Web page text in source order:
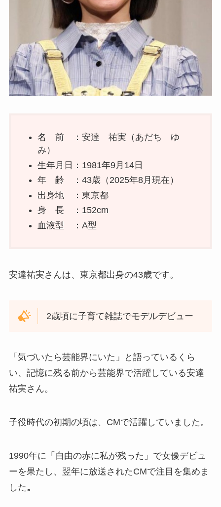
名 前 ：安達 祐実（あだち ゆ
み）
生年月日：1981年9月14日
年 齢 ：43歳（2025年8月現在）
出身地 ：東京都
身 長 ：152cm
血液型 ：A型
安達祐実さんは、東京都出身の43歳です。
2歳頃に子育て雑誌でモデルデビュー
「気づいたら芸能界にいた」と語っているくら
い、記憶に残る前から芸能界で活躍している安達
祐実さん。
子役時代の初期の頃は、CMで活躍していました。
1990年に「自由の赤に私が残った」で女優デビュ
ーを果たし、翌年に放送されたCMで注目を集めま
した。